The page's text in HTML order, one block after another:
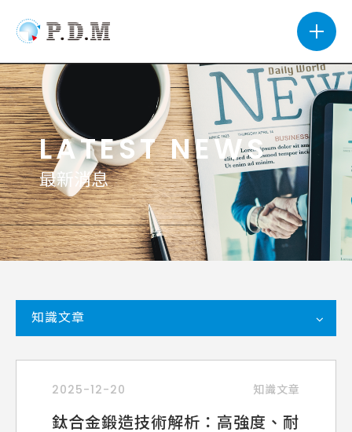
LATEST NEWS
最新消息
知識文章
2025-12-20 知識文章
鈦合金鍛造技術解析：高強度、耐